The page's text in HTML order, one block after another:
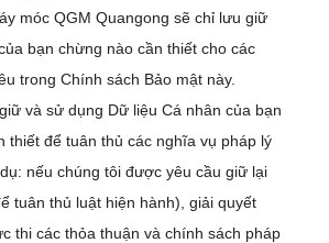
móc QGM Quangong sẽ chỉ lưu giữ
bạn chừng nào cần thiết cho các
trong Chính sách Bảo mật này.
và sử dụng Dữ liệu Cá nhân của bạn
thiết để tuân thủ các nghĩa vụ pháp lý
nếu chúng tôi được yêu cầu giữ lại
tuân thủ luật hiện hành), giải quyết
thi các thỏa thuận và chính sách pháp